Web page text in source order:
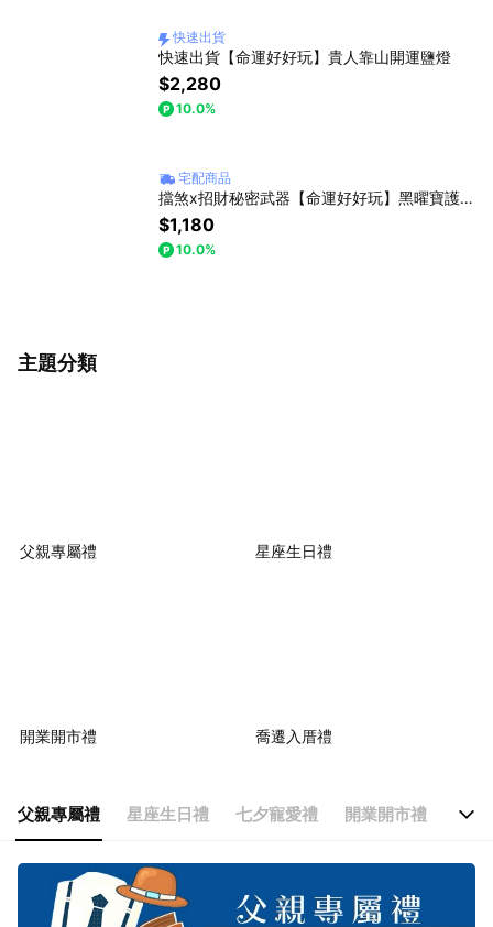
快速出貨
快速出貨【命運好好玩】貴人靠山開運鹽燈
$2,280
10.0%
宅配商品
擋煞x招財秘密武器【命運好好玩】黑曜寶護石手鍊
$1,180
10.0%
主題分類
父親專屬禮 星座生日禮
開業開市禮 喬遷入厝禮
父親專屬禮 星座生日禮 七夕寵愛禮 開業開市禮 喬
父親專屬禮